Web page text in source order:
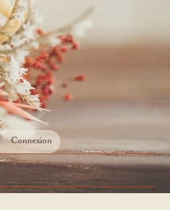
Connexion